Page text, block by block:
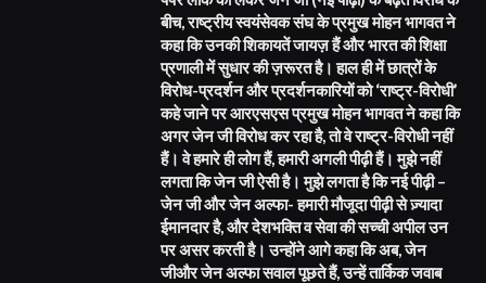
बीच, राष्ट्रीय स्वयंसेवक संघ के प्रमुख मोहन भागवत ने
कहा कि उनकी शिकायतें जायज़ हैं और भारत की शिक्षा
प्रणाली में सुधार की ज़रूरत है। हाल ही में छात्रों के
विरोध-प्रदर्शन और प्रदर्शनकारियों को ‘राष्ट्र-विरोधी’
कहे जाने पर आरएसएस प्रमुख मोहन भागवत ने कहा कि
अगर जेन जी विरोध कर रहा है, तो वे राष्ट्र-विरोधी नहीं
हैं। वे हमारे ही लोग हैं, हमारी अगली पीढ़ी हैं। मुझे नहीं
लगता कि जेन जी ऐसी है। मुझे लगता है कि नई पीढ़ी –
जेन जी और जेन अल्फा- हमारी मौजूदा पीढ़ी से ज़्यादा
ईमानदार है, और देशभक्ति व सेवा की सच्ची अपील उन
पर असर करती है। उन्होंने आगे कहा कि अब, जेन
जीऔर जेन अल्फा सवाल पूछते हैं, उन्हें तार्किक जवाब